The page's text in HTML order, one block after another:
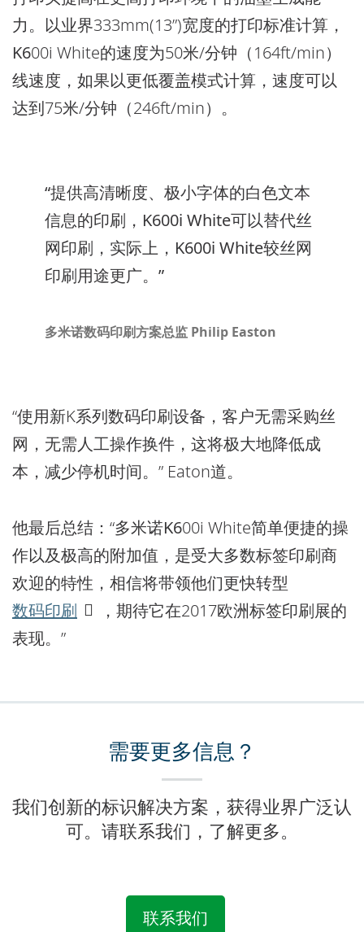
力。以业界333mm(13”)宽度的打印标准计算，
K600i White的速度为50米/分钟（164ft/min）
线速度，如果以更低覆盖模式计算，速度可以
达到75米/分钟（246ft/min）。
“提供高清晰度、极小字体的白色文本
信息的印刷，K600i White可以替代丝
网印刷，实际上，K600i White较丝网
印刷用途更广。”
多米诺数码印刷方案总监 Philip Easton
“使用新K系列数码印刷设备，客户无需采购丝
网，无需人工操作换件，这将极大地降低成
本，减少停机时间。” Eaton道。
他最后总结：“多米诺K600i White简单便捷的操
作以及极高的附加值，是受大多数标签印刷商
欢迎的特性，相信将带领他们更快转型
数码印刷
，期待它在2017欧洲标签印刷展的
表现。”
需要更多信息？
我们创新的标识解决方案，获得业界广泛认
可。请联系我们，了解更多。
联系我们